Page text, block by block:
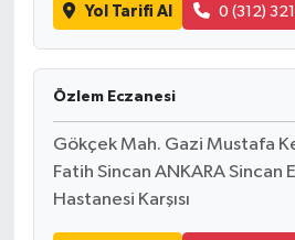
Yol Tarifi Al 0 (312)
Özlem Eczanesi
Gökçek Mah. Gazi Mustafa
Fatih Sincan ANKARA Sincan
Hastanesi Karşısı